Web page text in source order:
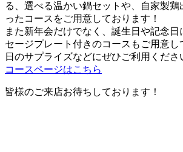
る、選べる温かい鍋セットや、自家製鶏
ったコースをご用意しております！
また新年会だけでなく、誕生日や記念日
セージプレート付きのコースもご用意し
日のサプライズなどにぜひご利用くださ
コースページはこちら
皆様のご来店お待ちしております！